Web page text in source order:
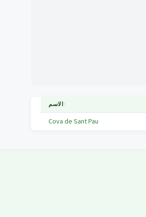
الاسم↕
Cova de Sant Pau